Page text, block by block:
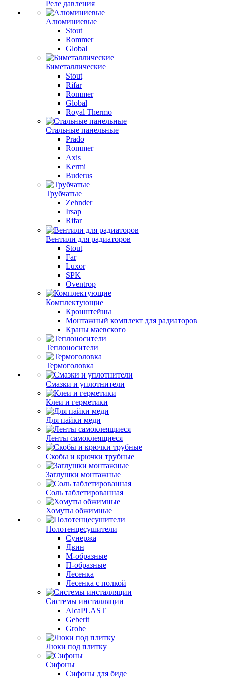
Реле давления
Алюминиевые
Stout
Rommer
Global
Биметаллические
Stout
Rifar
Rommer
Global
Royal Thermo
Стальные панельные
Prado
Rommer
Axis
Kermi
Buderus
Трубчатые
Zehnder
Irsap
Rifar
Вентили для радиаторов
Stout
Far
Luxor
SPK
Oventrop
Комплектующие
Кронштейны
Монтажный комплект для радиаторов
Краны маевского
Теплоносители
Термоголовка
Смазки и уплотнители
Клеи и герметики
Для пайки меди
Ленты самоклеящиеся
Скобы и крючки трубные
Заглушки монтажные
Соль таблетированная
Хомуты обжимные
Полотенцесушители
Сунержа
Двин
М-образные
П-образные
Лесенка
Лесенка с полкой
Системы инсталляции
AlcaPLAST
Geberit
Grohe
Люки под плитку
Сифоны
Сифoны для биде